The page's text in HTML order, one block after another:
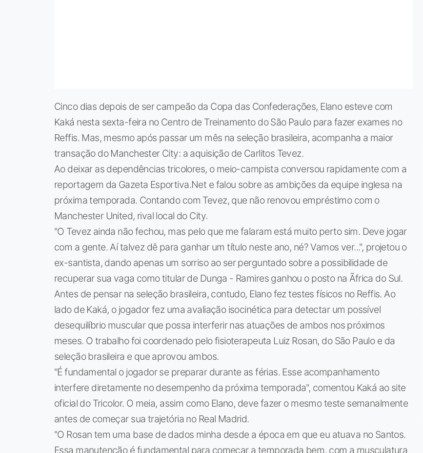
Cinco dias depois de ser campeão da Copa das Confederações, Elano esteve com
Kaká nesta sexta-feira no Centro de Treinamento do São Paulo para fazer exames no
Reffis. Mas, mesmo após passar um mês na seleção brasileira, acompanha a maior
transação do Manchester City: a aquisição de Carlitos Tevez.
Ao deixar as dependências tricolores, o meio-campista conversou rapidamente com a
reportagem da Gazeta Esportiva.Net e falou sobre as ambições da equipe inglesa na
próxima temporada. Contando com Tevez, que não renovou empréstimo com o
Manchester United, rival local do City.
"O Tevez ainda não fechou, mas pelo que me falaram está muito perto sim. Deve jogar
com a gente. Aí talvez dê para ganhar um título neste ano, né? Vamos ver...", projetou o
ex-santista, dando apenas um sorriso ao ser perguntado sobre a possibilidade de
recuperar sua vaga como titular de Dunga - Ramires ganhou o posto na Ãfrica do Sul.
Antes de pensar na seleção brasileira, contudo, Elano fez testes físicos no Reffis. Ao
lado de Kaká, o jogador fez uma avaliação isocinética para detectar um possível
desequilíbrio muscular que possa interferir nas atuações de ambos nos próximos
meses. O trabalho foi coordenado pelo fisioterapeuta Luiz Rosan, do São Paulo e da
seleção brasileira e que aprovou ambos.
"É fundamental o jogador se preparar durante as férias. Esse acompanhamento
interfere diretamente no desempenho da próxima temporada", comentou Kaká ao site
oficial do Tricolor. O meia, assim como Elano, deve fazer o mesmo teste semanalmente
antes de começar sua trajetória no Real Madrid.
"O Rosan tem uma base de dados minha desde a época em que eu atuava no Santos.
Essa manutenção é fundamental para começar a temporada bem, com a musculatura